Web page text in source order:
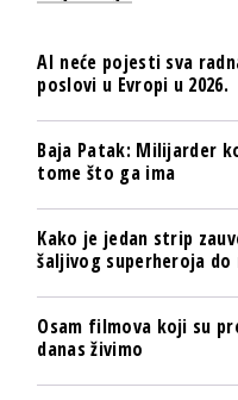
AI neće pojesti sva
poslovi u Evropi u 2026.
Baja Patak: Milijarder
tome što ga ima
Kako je jedan strip
šaljivog superheroja
Osam filmova koji su
danas živimo